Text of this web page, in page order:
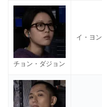
チョン・ダジョン
イ・ヨン